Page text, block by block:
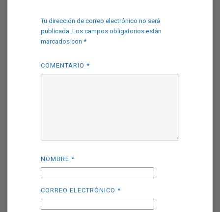
Tu dirección de correo electrónico no será
publicada. Los campos obligatorios están
marcados con *
COMENTARIO *
NOMBRE *
CORREO ELECTRÓNICO *